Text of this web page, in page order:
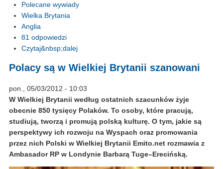
Polecane wywiady
Wielka Brytania
Anglia
81 odpowiedzi
Czytaj&nbsp;dalej
Polacy są w Wielkiej Brytanii szanowani
pon., 05/03/2012 - 10:03
W Wielkiej Brytanii według ostatnich szacunków żyje
obecnie 850 tysięcy Polaków. To osoby, które pracują,
studiują, tworzą i promują polską kulturę. O tym, jakie są
perspektywy ich rozwoju na Wyspach oraz promowania
przez nich Polski w Wielkiej Brytanii Emito.net rozmawia z
Ambasador RP w Londynie Barbarą Tuge–Erecińską.